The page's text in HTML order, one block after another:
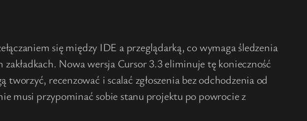
się między IDE a przeglądarką, co wymaga śledzenia
Nowa wersja Cursor 3.3 eliminuje tę konieczność
recenzować i scalać zgłoszenia bez odchodzenia od
musi przypominać sobie stanu projektu po powrocie z